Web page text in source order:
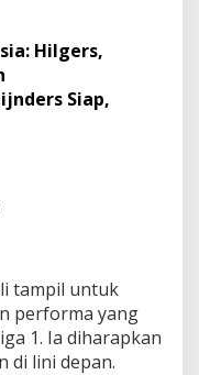
Hilgers,
Siap,
tampil untuk
performa yang
1. Ia diharapkan
di lini depan.